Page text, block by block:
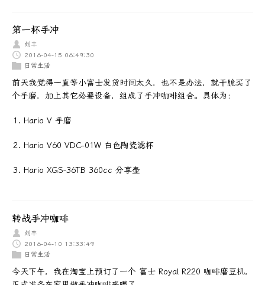
第一杯手冲
刘丰
2016-04-15 06:49:30
日常生活
前天我觉得一直等小富士发货时间太久，也不是办法，就干脆买了
个手磨，加上其它必要设备，组成了手冲咖啡组合。具体为：
Hario V 手磨
Hario V60 VDC-01W 白色陶瓷滤杯
Hario XGS-36TB 360cc 分享壶
转战手冲咖啡
刘丰
2016-04-10 13:33:49
日常生活
今天下午，我在淘宝上预订了一个 富士 Royal R220 咖啡磨豆机，